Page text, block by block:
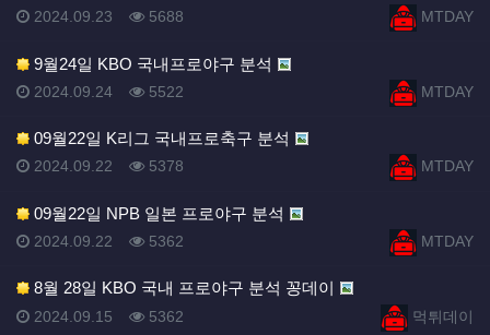
등록자MTDAY
등록일
2024.09.23 조회
5688
9월24일 KBO 국내프로야구 분석
등록자MTDAY
등록일
2024.09.24 조회
5522
09월22일 K리그 국내프로축구 분석
등록자MTDAY
등록일
2024.09.22 조회
5378
09월22일 NPB 일본 프로야구 분석
등록자MTDAY
등록일
2024.09.22 조회
5362
8월 28일 KBO 국내 프로야구 분석 꽁데이
등록자먹튀데이
등록일
2024.09.15 조회
5362